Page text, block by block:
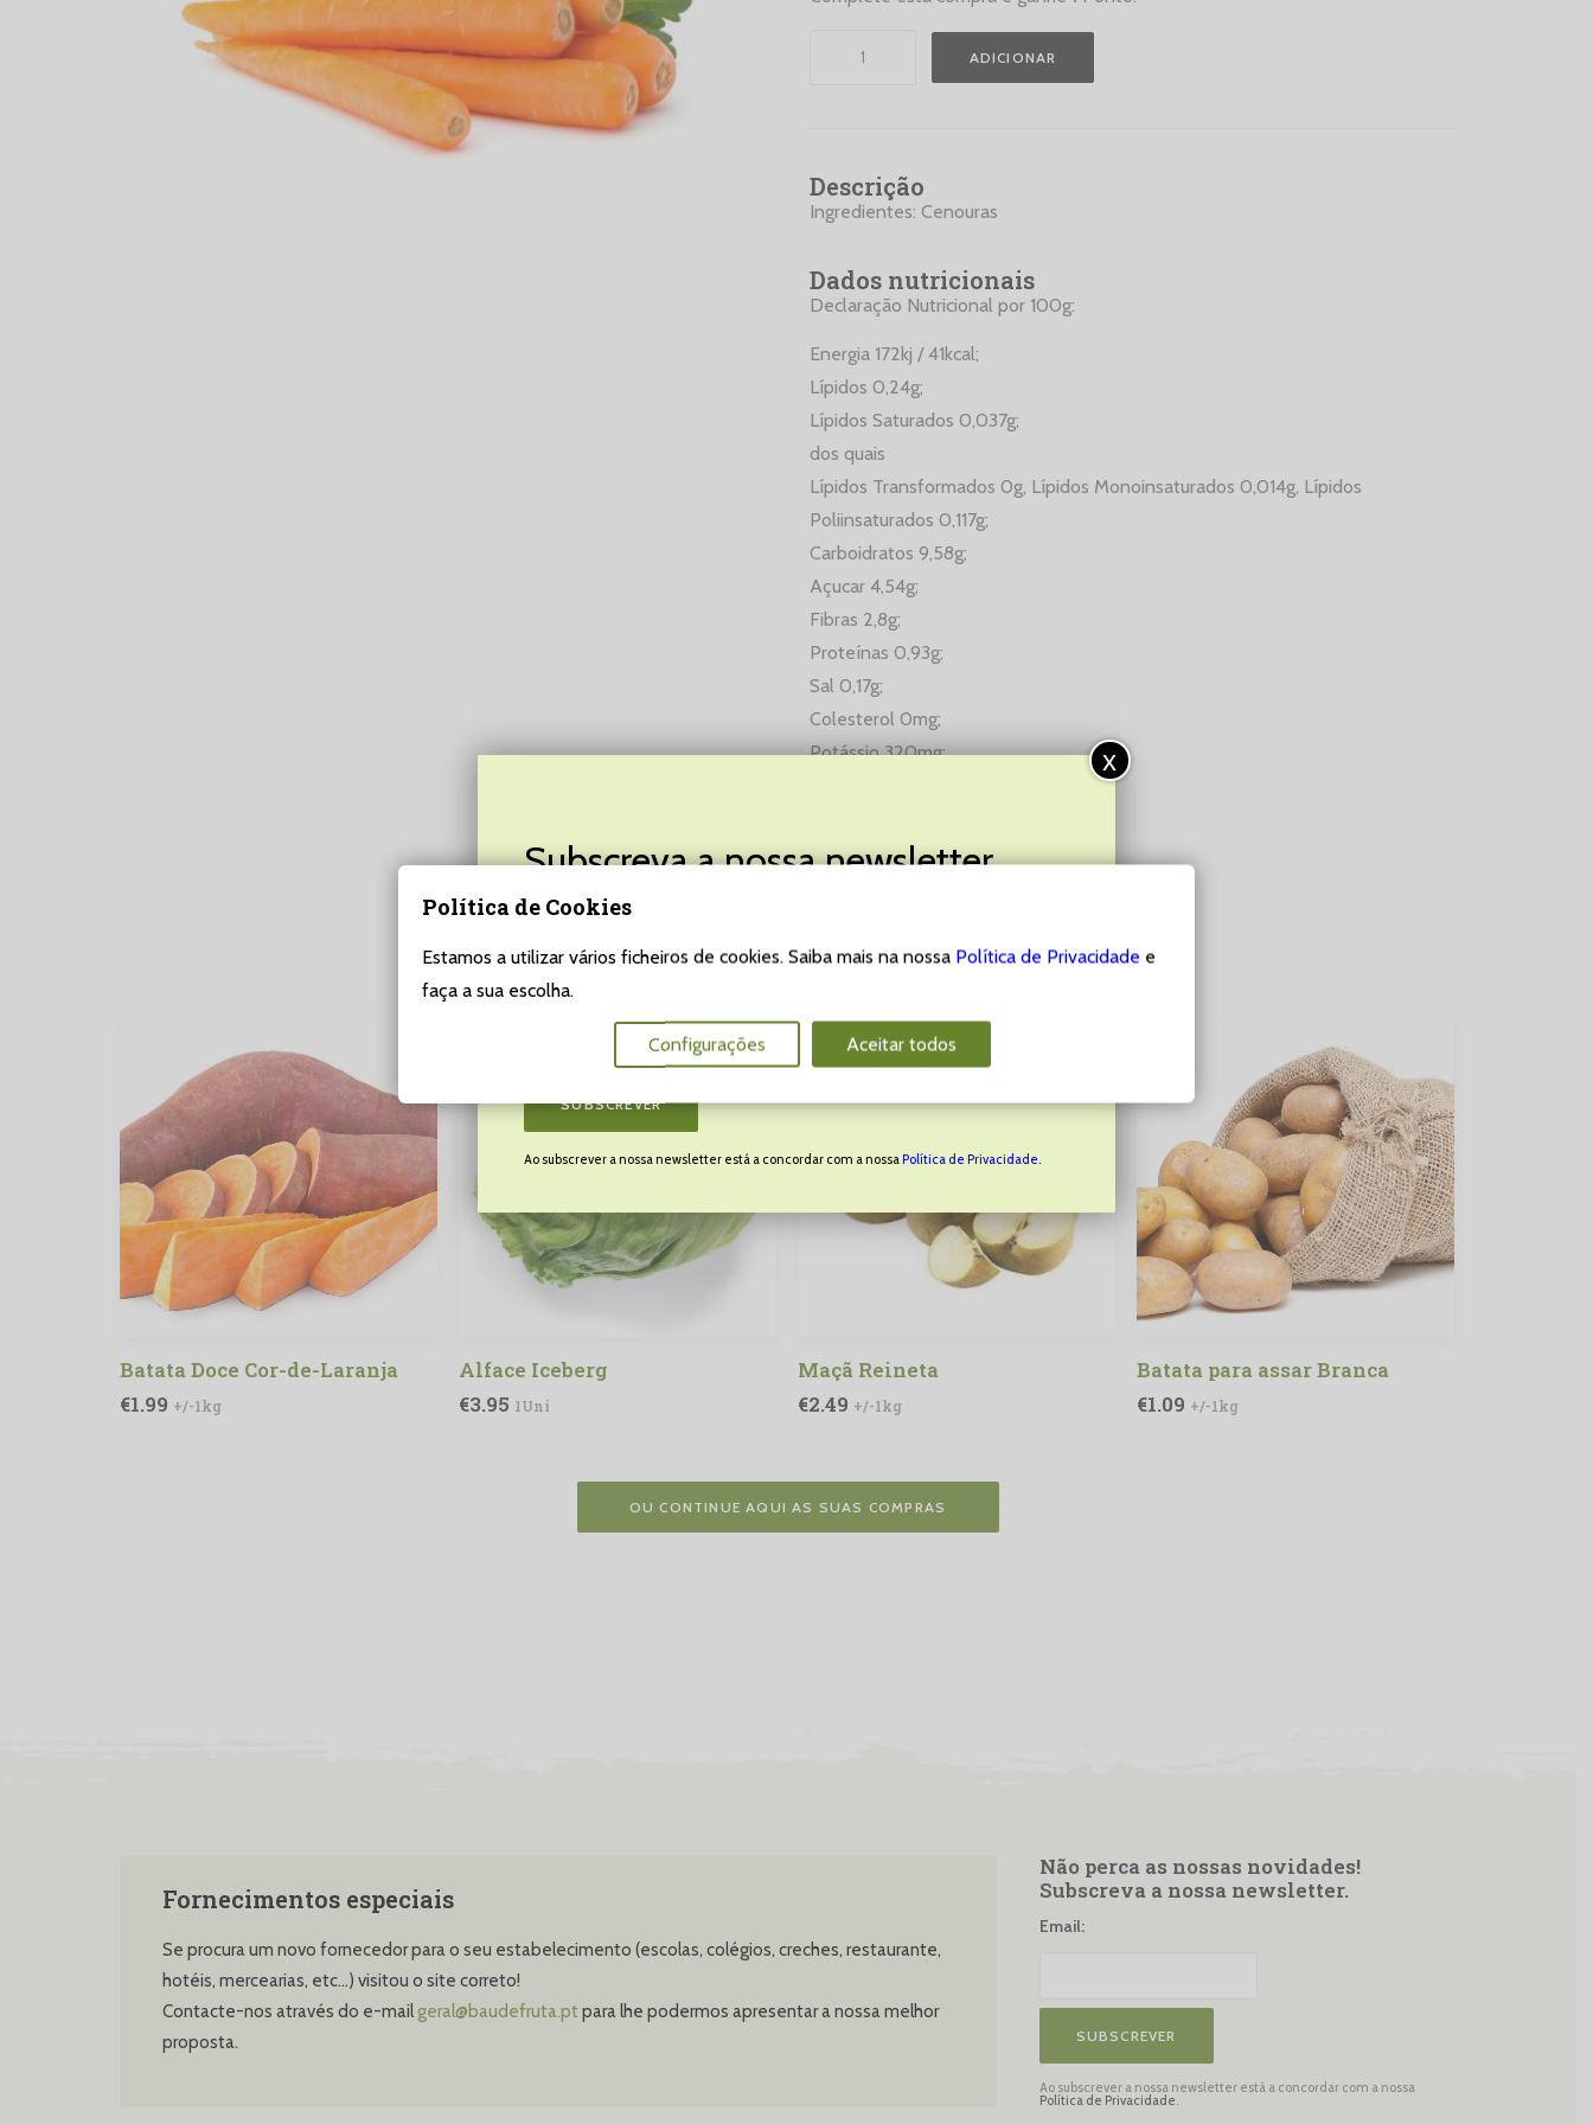
ADICIONAR
Descrição
Ingredientes: Cenouras
Dados nutricionais
Declaração Nutricional por 100g:
Energia 172kj / 41kcal;
Lípidos 0,24g;
Lípidos Saturados 0,037g;
dos quais
Lípidos Transformados 0g, Lípidos Monoinsaturados 0,014g, Lípidos
Poliinsaturados 0,117g;
Carboidratos 9,58g;
Açucar 4,54g;
Fibras 2,8g;
Proteínas 0,93g;
Sal 0,17g;
Colesterol 0mg;
Potássio 320mg;
1kg
Aproveite as nossas sugestões:
Batata Doce Cor-de-Laranja
€1.99 +/-1kg
ADICIONAR
Alface Iceberg
€3.95 1Uni
Maçã Reineta
€2.49 +/-1kg
Batata para assar Branca
€1.09 +/-1kg
OU CONTINUE AQUI AS SUAS COMPRAS
Fornecimentos especiais
Se procura um novo fornecedor para o seu estabelecimento (escolas, colégios, creches, restaurante,
hotéis, mercearias, etc…) visitou o site correto!
Contacte-nos através do e-mail geral@baudefruta.pt para lhe podermos apresentar a nossa melhor
proposta.
Não perca as nossas novidades!
Subscreva a nossa newsletter.
Email:
SUBSCREVER
Ao subscrever a nossa newsletter está a concordar com a nossa
Política de Privacidade.
Subscreva a nossa newsletter
Não perca as últimas novidades, promoções, destaques e muito,
muito mais!
Email:
SUBSCREVER
Ao subscrever a nossa newsletter está a concordar com a nossa Política de Privacidade.
x
Política de Cookies
Estamos a utilizar vários ficheiros de cookies. Saiba mais na nossa Política de Privacidade e
faça a sua escolha.
Configurações Aceitar todos